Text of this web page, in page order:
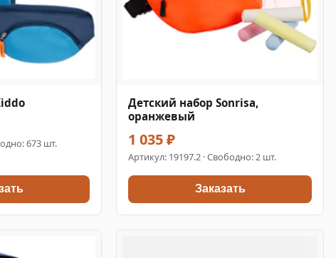
673 шт.
Детский набор Sonrisa,
оранжевый
1 035 ₽
Артикул: 19197.2 · Свободно: 2 шт.
Заказать